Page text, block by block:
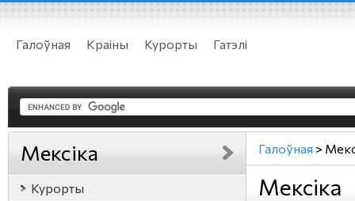
Галоўная Краіны Курорты Гатэлі
Мексіка
Курорты
Галоўная >
Мексіка